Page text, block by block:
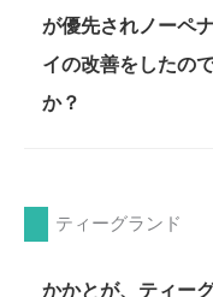
が優先されノーペ
イの改善をしたの
か？
ティーグランド
かかとが、ティー